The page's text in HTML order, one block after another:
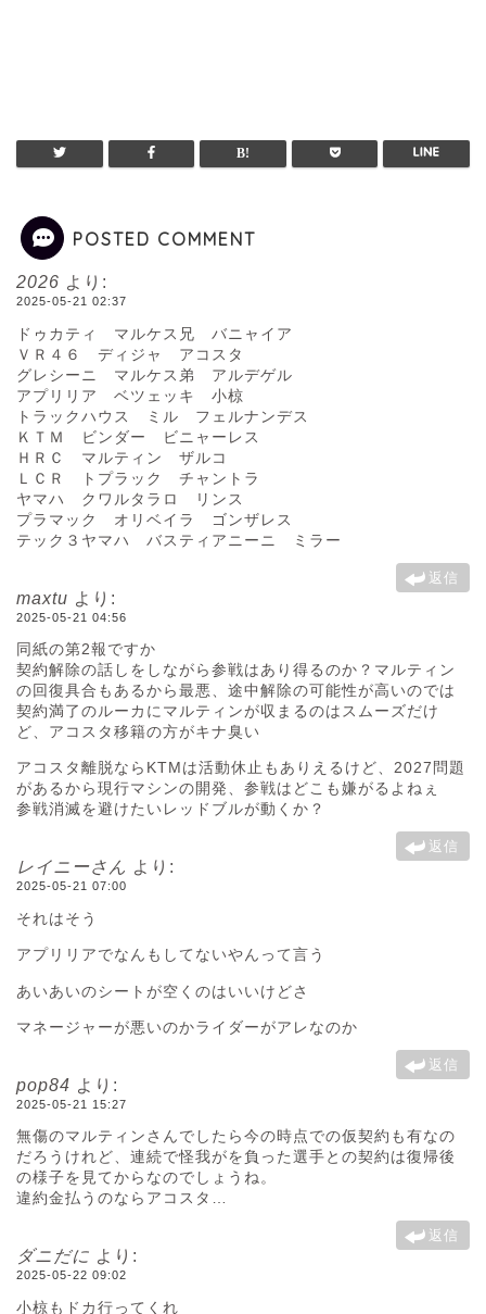
POSTED COMMENT
2026 より:
2025-05-21 02:37
ドゥカティ マルケス兄 バニャイア
ＶＲ４６ ディジャ アコスタ
グレシーニ マルケス弟 アルデゲル
アプリリア ベツェッキ 小椋
トラックハウス ミル フェルナンデス
ＫＴＭ ビンダー ビニャーレス
ＨＲＣ マルティン ザルコ
ＬＣＲ トプラック チャントラ
ヤマハ クワルタラロ リンス
プラマック オリベイラ ゴンザレス
テック３ヤマハ バスティアニーニ ミラー
返信
maxtu より:
2025-05-21 04:56
同紙の第2報ですか
契約解除の話しをしながら参戦はあり得るのか？マルティン
の回復具合もあるから最悪、途中解除の可能性が高いのでは
契約満了のルーカにマルティンが収まるのはスムーズだけ
ど、アコスタ移籍の方がキナ臭い
アコスタ離脱ならKTMは活動休止もありえるけど、2027問題
があるから現行マシンの開発、参戦はどこも嫌がるよねぇ
参戦消滅を避けたいレッドブルが動くか？
返信
レイニーさん より:
2025-05-21 07:00
それはそう
アプリリアでなんもしてないやんって言う
あいあいのシートが空くのはいいけどさ
マネージャーが悪いのかライダーがアレなのか
返信
pop84 より:
2025-05-21 15:27
無傷のマルティンさんでしたら今の時点での仮契約も有なの
だろうけれど、連続で怪我がを負った選手との契約は復帰後
の様子を見てからなのでしょうね。
違約金払うのならアコスタ…
返信
ダニだに より:
2025-05-22 09:02
小椋もドカ行ってくれ